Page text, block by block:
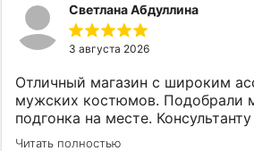
Светлана Абдуллина
3 августа 2026
Отличный магазин с широким
мужских костюмов. Подобрали
подгонка на месте.
спасибо, подсказала, все
Читать полностью